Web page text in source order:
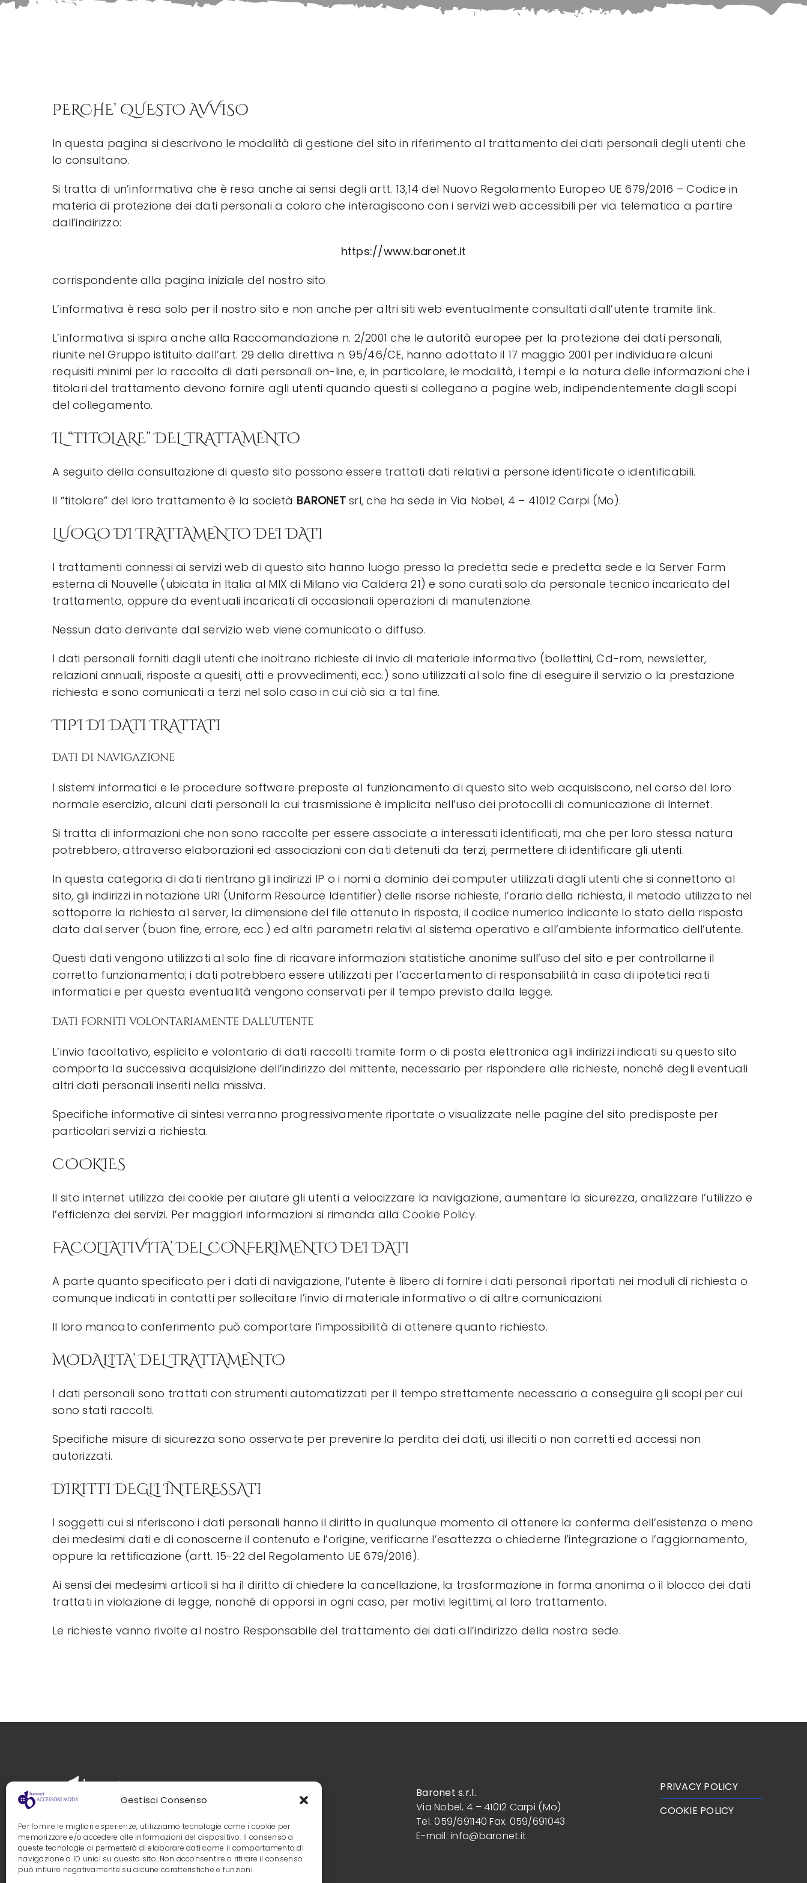
Gestisci Consenso
Per fornire le migliori esperienze, utilizziamo tecnologie come i cookie per
memorizzare e/o accedere alle informazioni del dispositivo. Il consenso a
queste tecnologie ci permetterà di elaborare dati come il comportamento di
navigazione o ID unici su questo sito. Non acconsentire o ritirare il consenso
può influire negativamente su alcune caratteristiche e funzioni.
PERCHE’ QUESTO AVVISO
In questa pagina si descrivono le modalità di gestione del sito in riferimento al trattamento dei dati personali degli utenti che
lo consultano.
Si tratta di un’informativa che è resa anche ai sensi degli artt. 13,14 del Nuovo Regolamento Europeo UE 679/2016 – Codice in
materia di protezione dei dati personali a coloro che interagiscono con i servizi web accessibili per via telematica a partire
dall’indirizzo:
https://www.baronet.it
corrispondente alla pagina iniziale del nostro sito.
L’informativa è resa solo per il nostro sito e non anche per altri siti web eventualmente consultati dall’utente tramite link.
L’informativa si ispira anche alla Raccomandazione n. 2/2001 che le autorità europee per la protezione dei dati personali,
riunite nel Gruppo istituito dall’art. 29 della direttiva n. 95/46/CE, hanno adottato il 17 maggio 2001 per individuare alcuni
requisiti minimi per la raccolta di dati personali on-line, e, in particolare, le modalità, i tempi e la natura delle informazioni che i
titolari del trattamento devono fornire agli utenti quando questi si collegano a pagine web, indipendentemente dagli scopi
del collegamento.
IL “TITOLARE” DEL TRATTAMENTO
A seguito della consultazione di questo sito possono essere trattati dati relativi a persone identificate o identificabili.
Il “titolare” del loro trattamento è la società BARONETsrl, che ha sede in Via Nobel, 4 – 41012 Carpi (Mo).
LUOGO DI TRATTAMENTO DEI DATI
I trattamenti connessi ai serviziweb di questo sito hanno luogo presso la predetta sede e predetta sede e la Server Farm
esterna di Nouvelle (ubicata in Italia al MIX di Milano via Caldera 21) e sono curati solo da personale tecnico incaricato del
trattamento, oppure da eventuali incaricati di occasionali operazioni di manutenzione.
Nessun dato derivante dal servizioweb viene comunicato o diffuso.
I dati personali forniti dagli utenti che inoltrano richieste di invio di materiale informativo (bollettini, Cd-rom, newsletter,
relazioni annuali, risposte a quesiti, atti e provvedimenti, ecc.) sono utilizzati al solo fine di eseguire il servizio o la prestazione
richiesta e sono comunicati a terzi nel solo caso in cui ciò sia a tal fine.
TIPI DI DATI TRATTATI
Dati di navigazione
I sistemi informatici e le procedure software preposte al funzionamento di questo sito web acquisiscono, nel corso del loro
normale esercizio, alcuni dati personali la cui trasmissione è implicita nell’uso dei protocolli di comunicazione di Internet.
Si tratta di informazioni che non sono raccolte per essere associate a interessati identificati, ma che per loro stessa natura
potrebbero, attraverso elaborazioni ed associazioni con dati detenuti da terzi, permettere di identificare gli utenti.
In questa categoria di dati rientrano gli indirizzi IP o i nomi a dominio dei computer utilizzati dagli utenti che si connettono al
sito, gli indirizzi in notazione URI (Uniform Resource Identifier) delle risorse richieste, l’orario della richiesta, il metodo utilizzato nel
sottoporre la richiesta al server, la dimensione del file ottenuto in risposta, il codice numerico indicante lo stato della risposta
data dal server (buon fine, errore, ecc.) ed altri parametri relativi al sistema operativo e all’ambiente informatico dell’utente.
Questi dati vengono utilizzati al solo fine di ricavare informazioni statistiche anonime sull’uso del sito e per controllarne il
corretto funzionamento; i dati potrebbero essere utilizzati per l’accertamento di responsabilità in caso di ipotetici reati
informatici e per questa eventualità vengono conservati per il tempo previsto dalla legge.
Dati forniti volontariamente dall’utente
L’invio facoltativo, esplicito e volontario di dati raccolti tramite form o di posta elettronica agli indirizzi indicati su questo sito
comporta la successiva acquisizione dell’indirizzo del mittente, necessario per rispondere alle richieste, nonché degli eventuali
altri dati personali inseriti nella missiva.
Specifiche informative di sintesi verranno progressivamente riportate o visualizzate nelle pagine del sito predisposte per
particolari servizi a richiesta.
COOKIES
Il sito internet utilizza dei cookie per aiutare gli utenti a velocizzare la navigazione, aumentare la sicurezza, analizzare l’utilizzo e
l’efficienza dei servizi. Per maggiori informazioni si rimanda allaCookie Policy.
FACOLTATIVITA’ DEL CONFERIMENTO DEI DATI
A parte quanto specificato per i dati di navigazione, l’utente è libero di fornire i dati personali riportati nei moduli di richiesta o
comunque indicati in contatti per sollecitare l’invio di materiale informativo o di altre comunicazioni.
Il loro mancato conferimento può comportare l’impossibilità di ottenere quanto richiesto.
MODALITA’ DEL TRATTAMENTO
I dati personali sono trattati con strumenti automatizzati per il tempo strettamente necessario a conseguire gli scopi per cui
sono stati raccolti.
Specifiche misure di sicurezza sono osservate per prevenire la perdita dei dati, usi illeciti o non corretti ed accessi non
autorizzati.
DIRITTI DEGLI INTERESSATI
I soggetti cui si riferiscono i dati personali hanno il diritto in qualunque momento di ottenere la conferma dell’esistenza o meno
dei medesimi dati e di conoscerne il contenuto e l’origine, verificarne l’esattezza o chiederne l’integrazione o l’aggiornamento,
oppure la rettificazione (artt. 15-22 del Regolamento UE 679/2016).
Ai sensi dei medesimi articoli si ha il diritto di chiedere la cancellazione, la trasformazione in forma anonima o il blocco dei dati
trattati in violazione di legge, nonché di opporsi in ogni caso, per motivi legittimi, al loro trattamento.
Le richieste vanno rivolte al nostro Responsabile del trattamento dei dati all’indirizzo della nostra sede.
Baronet s.r.l.
Via Nobel, 4 – 41012 Carpi (Mo)
Tel. 059/691140 Fax. 059/691043
E-mail:info@baronet.it
PRIVACY POLICY
COOKIE POLICY